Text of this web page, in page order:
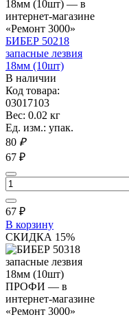
БИБЕР 50218
запасные лезвия
18мм (10шт)
В наличии
Код товара:
03017103
Вес: 0.02 кг
Ед. изм.: упак.
80 ₽
67 ₽
67 ₽
В корзину
СКИДКА 15%